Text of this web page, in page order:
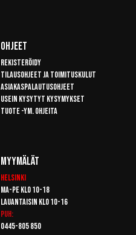
Ohjeet
Rekisteröidy
Tilausohjeet ja toimituskulut
Asiakaspalautusohjeet
Usein kysytyt kysymykset
Tuote -ym. ohjeita
Myymälät
Helsinki
Ma-pe klo 10-18
Lauantaisin klo 10-16
Puh:
0445-805 850